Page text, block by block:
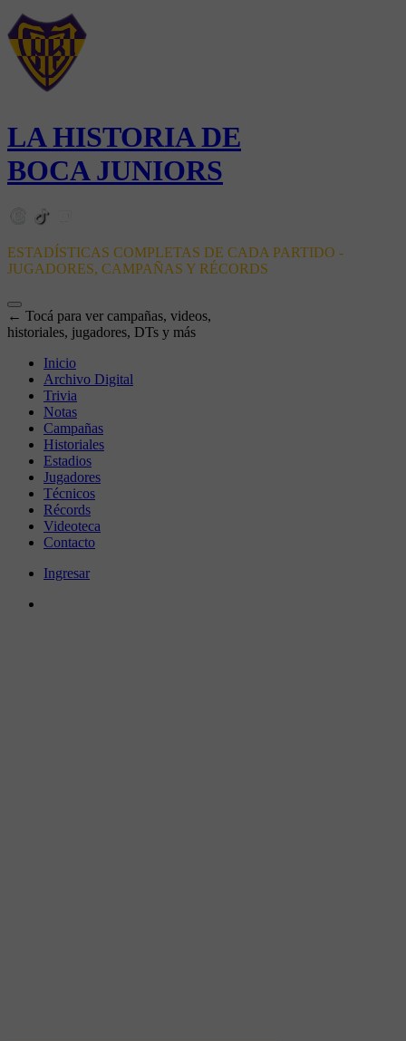
LA HISTORIA DE
BOCA JUNIORS
ESTADÍSTICAS COMPLETAS DE CADA PARTIDO -
JUGADORES, CAMPAÑAS Y RÉCORDS
← Tocá para ver campañas, videos,
historiales, jugadores, DTs y más
Inicio
Archivo Digital
Trivia
Notas
Campañas
Historiales
Estadios
Jugadores
Técnicos
Récords
Videoteca
Contacto
Ingresar